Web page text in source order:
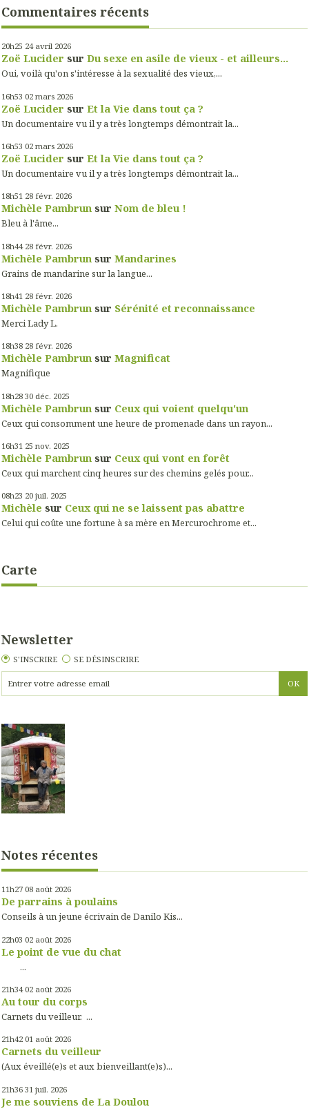
Commentaires récents
20h25 24 avril 2026
Zoë Lucider sur Du sexe en asile de vieux - et ailleurs...
Oui, voilà qu'on s'intéresse à la sexualité des vieux,...
16h53 02 mars 2026
Zoë Lucider sur Et la Vie dans tout ça ?
Un documentaire vu il y a très longtemps démontrait la...
16h53 02 mars 2026
Zoë Lucider sur Et la Vie dans tout ça ?
Un documentaire vu il y a très longtemps démontrait la...
18h51 28 févr. 2026
Michèle Pambrun sur Nom de bleu !
Bleu à l'âme...
18h44 28 févr. 2026
Michèle Pambrun sur Mandarines
Grains de mandarine sur la langue...
18h41 28 févr. 2026
Michèle Pambrun sur Sérénité et reconnaissance
Merci Lady L.
18h38 28 févr. 2026
Michèle Pambrun sur Magnificat
Magnifique
18h28 30 déc. 2025
Michèle Pambrun sur Ceux qui voient quelqu'un
Ceux qui consomment une heure de promenade dans un rayon...
16h31 25 nov. 2025
Michèle Pambrun sur Ceux qui vont en forêt
Ceux qui marchent cinq heures sur des chemins gelés pour...
08h23 20 juil. 2025
Michèle sur Ceux qui ne se laissent pas abattre
Celui qui coûte une fortune à sa mère en Mercurochrome et...
Carte
Newsletter
S'INSCRIRE SE DÉSINSCRIRE
Notes récentes
11h27 08 août 2026
De parrains à poulains
Conseils à un jeune écrivain de Danilo Kis...
22h03 02 août 2026
Le point de vue du chat
...
21h34 02 août 2026
Au tour du corps
Carnets du veilleur. ...
21h42 01 août 2026
Carnets du veilleur
(Aux éveillé(e)s et aux bienveillant(e)s)...
21h36 31 juil. 2026
Je me souviens de La Doulou